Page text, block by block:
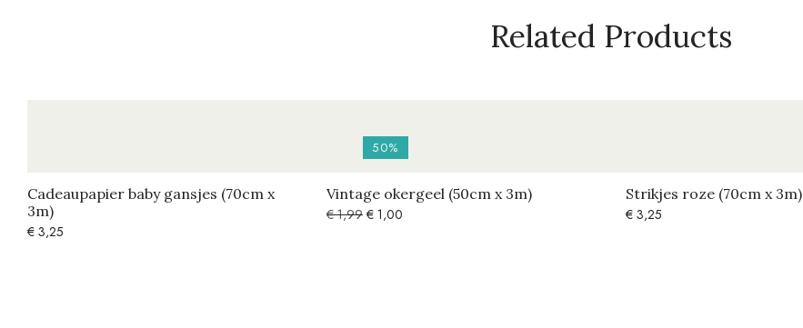
Related Products
Cadeaupapier baby gansjes (70cm x
3m)
€ 3,25
50%
Vintage okergeel (50cm x 3m)
€1,99 € 1,00
Strikjes roze (70cm x 3m)
€ 3,25